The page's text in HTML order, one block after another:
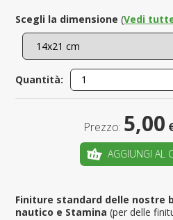
Scegli la dimensione (Vedi
Quantità:
Prezzo: 5,00
AGGIUNGI AL
Finiture standard delle nostre
nautico e Stamina(per delle